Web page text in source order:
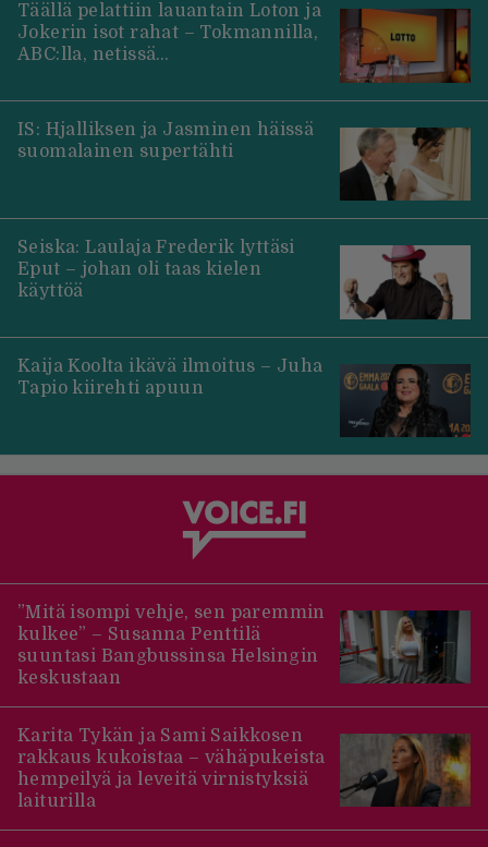
Täällä pelattiin lauantain Loton ja
Jokerin isot rahat – Tokmannilla,
ABC:lla, netissä…
IS: Hjalliksen ja Jasminen häissä
suomalainen supertähti
Seiska: Laulaja Frederik lyttäsi
Eput – johan oli taas kielen
käyttöä
Kaija Koolta ikävä ilmoitus – Juha
Tapio kiirehti apuun
”Mitä isompi vehje, sen paremmin
kulkee” – Susanna Penttilä
suuntasi Bangbussinsa Helsingin
keskustaan
Karita Tykän ja Sami Saikkosen
rakkaus kukoistaa – vähäpukeista
hempeilyä ja leveitä virnistyksiä
laiturilla